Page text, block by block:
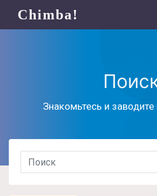
Chimba!
Знакомьтесь и